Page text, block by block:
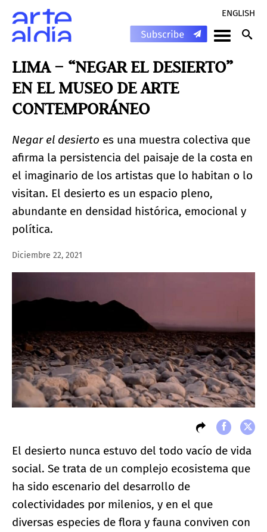
ENGLISH
LIMA – “NEGAR EL DESIERTO”
EN EL MUSEO DE ARTE
CONTEMPORÁNEO
Negar el desierto es una muestra colectiva que
afirma la persistencia del paisaje de la costa en
el imaginario de los artistas que lo habitan o lo
visitan. El desierto es un espacio pleno,
abundante en densidad histórica, emocional y
política.
Diciembre 22, 2021
El desierto nunca estuvo del todo vacío de vida
social. Se trata de un complejo ecosistema que
ha sido escenario del desarrollo de
colectividades por milenios, y en el que
diversas especies de flora y fauna conviven con